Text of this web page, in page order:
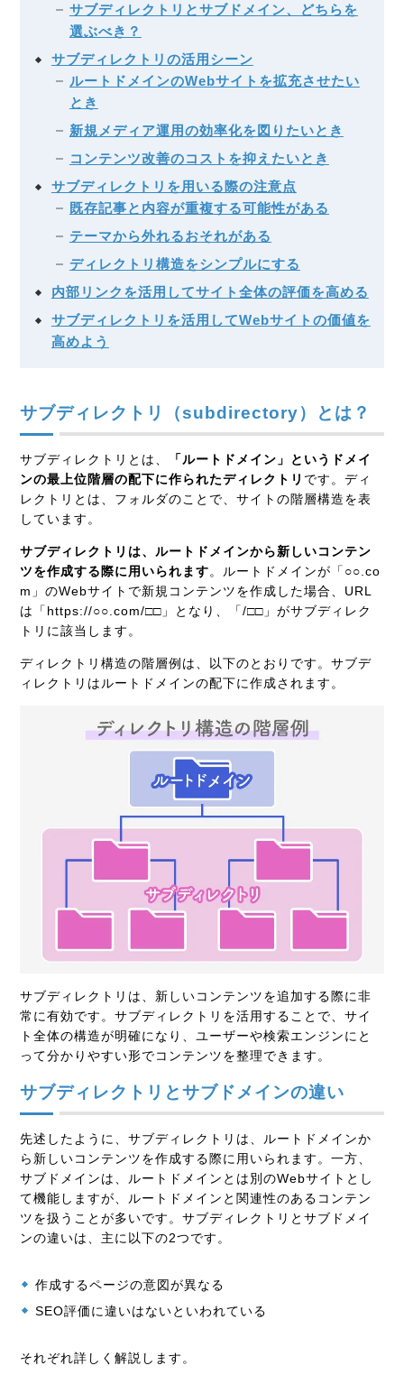
サブディレクトリとサブドメイン、どちらを
選ぶべき？
サブディレクトリの活用シーン
ルートドメインのWebサイトを拡充させたい
とき
新規メディア運用の効率化を図りたいとき
コンテンツ改善のコストを抑えたいとき
サブディレクトリを用いる際の注意点
既存記事と内容が重複する可能性がある
テーマから外れるおそれがある
ディレクトリ構造をシンプルにする
内部リンクを活用してサイト全体の評価を高める
サブディレクトリを活用してWebサイトの価値を
高めよう
サブディレクトリ（subdirectory）とは？
サブディレクトリとは、
「ルートドメイン」というドメイ
ンの最上位階層の配下に作られたディレクトリ です。ディ
レクトリとは、フォルダのことで、サイトの階層構造を表
しています。
サブディレクトリは、ルートドメインから新しいコンテン
ツを作成する際に用いられます。ルートドメインが「○○.co
m」のWebサイトで新規コンテンツを作成した場合、URL
は「https://○○.com/□□」となり、「/□□」がサブディレク
トリに該当します。
ディレクトリ構造の階層例は、以下のとおりです。サブデ
ィレクトリはルートドメインの配下に作成されます。
サブディレクトリは、新しいコンテンツを追加する際に非
常に有効です。サブディレクトリを活用することで、サイ
ト全体の構造が明確になり、ユーザーや検索エンジンにと
って分かりやすい形でコンテンツを整理できます。
サブディレクトリとサブドメインの違い
先述したように、サブディレクトリは、ルートドメインか
ら新しいコンテンツを作成する際に用いられます。一方、
サブドメインは、ルートドメインとは別のWebサイトとし
て機能しますが、ルートドメインと関連性のあるコンテン
ツを扱うことが多いです。サブディレクトリとサブドメイ
ンの違いは、主に以下の2つです。
作成するページの意図が異なる
SEO評価に違いはないといわれている
それぞれ詳しく解説します。